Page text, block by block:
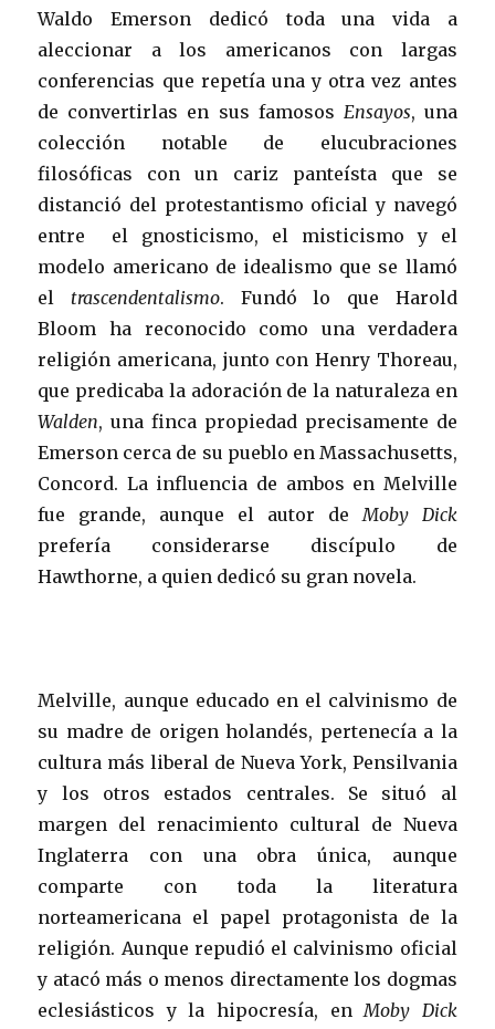
Waldo Emerson dedicó toda una vida a
aleccionar a los americanos con largas
conferencias que repetía una y otra vez antes
de convertirlas en sus famosos Ensayos, una
colección notable de elucubraciones
filosóficas con un cariz panteísta que se
distanció del protestantismo oficial y navegó
entre el gnosticismo, el misticismo y el
modelo americano de idealismo que se llamó
el
trascendentalismo. Fundó lo que Harold
Bloom ha reconocido como una verdadera
religión americana, junto con Henry Thoreau,
que predicaba la adoración de la naturaleza en
Walden, una finca propiedad precisamente de
Emerson cerca de su pueblo en Massachusetts,
Concord. La influencia de ambos en Melville
fue grande, aunque el autor de Moby Dick
prefería considerarse discípulo de
Hawthorne, a quien dedicó su gran novela.
Melville, aunque educado en el calvinismo de
su madre de origen holandés, pertenecía a la
cultura más liberal de Nueva York, Pensilvania
y los otros estados centrales. Se situó al
margen del renacimiento cultural de Nueva
Inglaterra con una obra única, aunque
comparte con toda la literatura
norteamericana el papel protagonista de la
religión. Aunque repudió el calvinismo oficial
y atacó más o menos directamente los dogmas
eclesiásticos y la hipocresía, en Moby Dick